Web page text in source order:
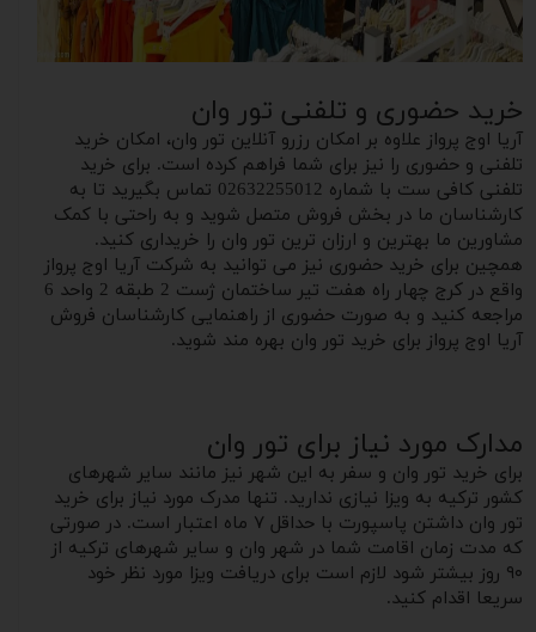
خرید حضوری و تلفنی تور وان
آریا اوج پرواز علاوه بر امکان رزرو آنلاین تور وان، امکان خرید
تلفنی و حضوری را نیز برای شما فراهم کرده است. برای خرید
تلفنی کافی ست با شماره 02632255012 تماس بگیرید تا به
کارشناسان ما در بخش فروش متصل شوید و‌ به راحتی با کمک
مشاورین ما بهترین و‌ ارزان ترین تور وان را خریداری کنید.
همچین برای خرید حضوری نیز می‌ توانید به شرکت آریا اوج پرواز
واقع در کرج چهار راه هفت تیر ساختمان ژست 2 طبقه 2 واحد 6
مراجعه کنید و به صورت حضوری از راهنمایی کارشناسان فروش
آریا اوج پرواز برای خرید تور‌‌ وان بهره مند شوید.
مدارک مورد نیاز برای تور‌ وان
برای خرید تور وان و سفر به این شهر نیز مانند سایر شهرهای
کشور‌ ترکیه به ویزا نیازی ندارید. تنها مدرک مورد نیاز برای خرید
تور وان داشتن پاسپورت با حداقل ۷ ماه اعتبار است. در صورتی
که مدت زمان اقامت شما در شهر وان و سایر شهرهای ترکیه از
۹۰ روز بیشتر شود لازم است برای دریافت ویزا مورد نظر خود
سریعا اقدام کنید.